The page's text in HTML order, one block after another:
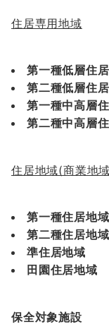
住居専用地域
第一種低層住
第二種低層住
第一種中高層
第二種中高層
住居地域(商業地
第一種住居地域
第二種住居地域
準住居地域
田園住居地域
保全対象施設